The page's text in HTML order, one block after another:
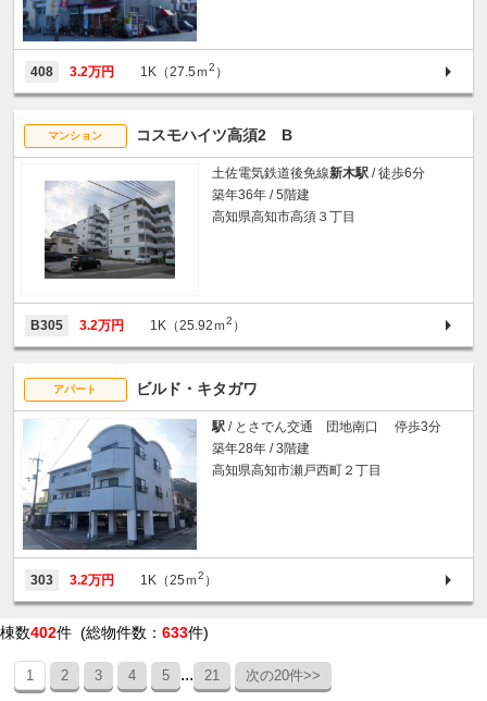
408 3.2万円 1K（27.5ｍ2 ）
マンション コスモハイツ高須2 B
土佐電気鉄道後免線新木駅 / 徒歩6分
築年36年 / 5階建
高知県高知市高須３丁目
B305 3.2万円 1K（25.92ｍ2 ）
アパート ビルド・キタガワ
駅 / とさでん交通 団地南口 停歩3分
築年28年 / 3階建
高知県高知市瀬戸西町２丁目
303 3.2万円 1K（25ｍ2 ）
棟数402件 (総物件数： 633件)
1 2 3 4 5 ... 21 次の20件>>